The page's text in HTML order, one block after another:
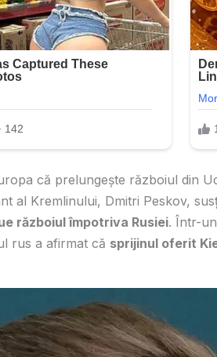
că prelungește războiul din
al Kremlinului, Dmitri Peskov,
războiul împotriva Rusiei. Într-
rus a afirmat că sprijinul oferit